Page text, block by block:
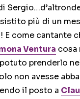
più di un
E come cantante
Ventura cosa
prenderlo
non avesse
il posto a